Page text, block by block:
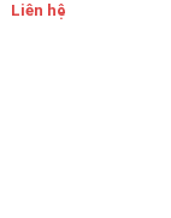
Liên hệ